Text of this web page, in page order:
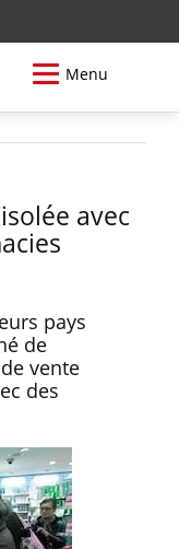
Menu
avec
pays
de
vente
des